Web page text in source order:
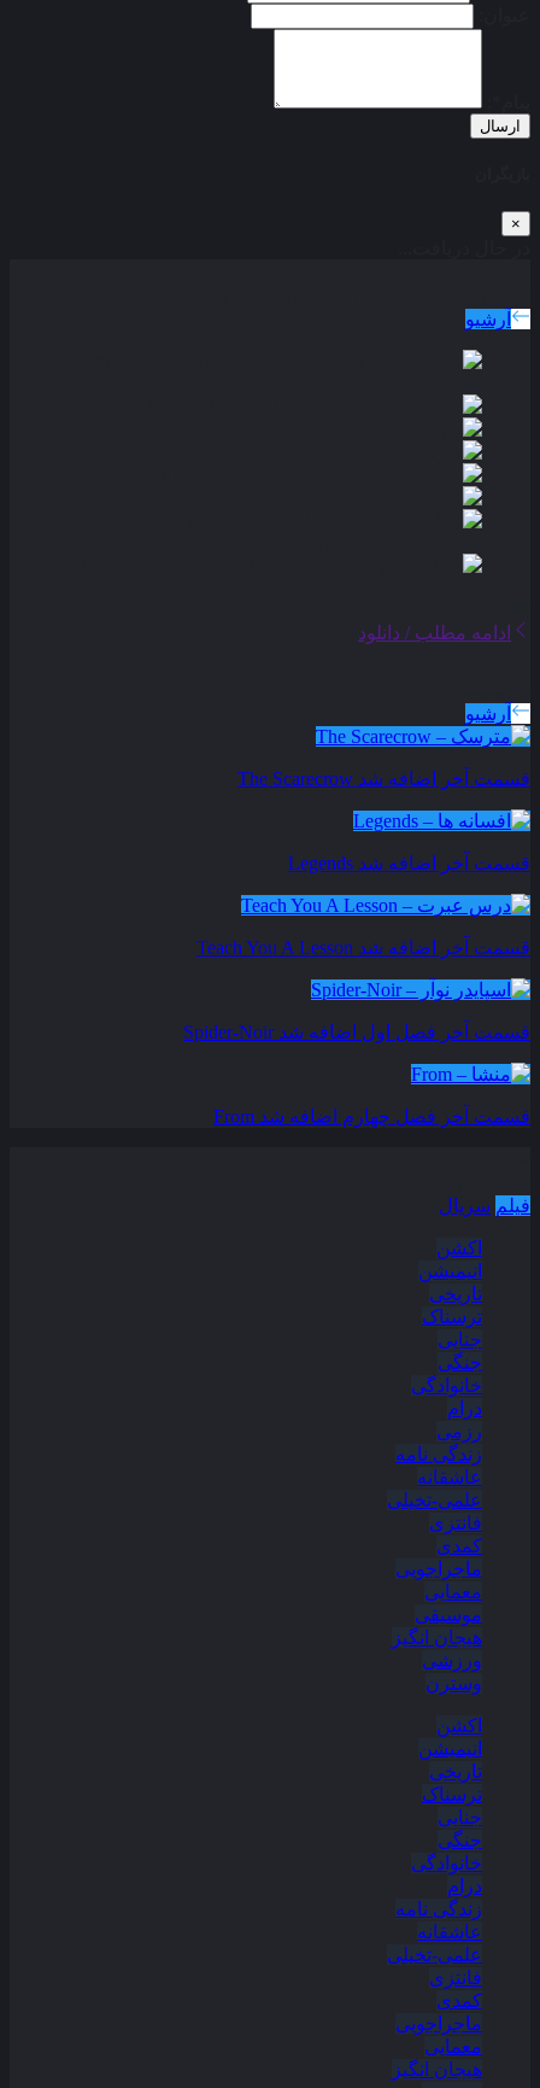
ارسال
×
آرشیو
ادامه مطلب / دانلود
آرشیو
قسمت آخر اضافه شد The Scarecrow
قسمت آخر اضافه شد Legends
قسمت آخر اضافه شد Teach You A Lesson
قسمت آخر فصل اول اضافه شد Spider-Noir
قسمت آخر فصل چهارم اضافه شد From
فیلم سریال
اکشن
انیمیشن
تاریخی
ترسناک
جنایی
جنگی
خانوادگی
درام
رزمی
زندگی نامه
عاشقانه
علمی-تخیلی
فانتزی
کمدی
ماجراجویی
معمایی
موسیقی
هیجان انگیز
ورزشی
وسترن
اکشن
انیمیشن
تاریخی
ترسناک
جنایی
جنگی
خانوادگی
درام
زندگی نامه
عاشقانه
علمی-تخیلی
فانتزی
کمدی
ماجراجویی
معمایی
هیجان انگیز